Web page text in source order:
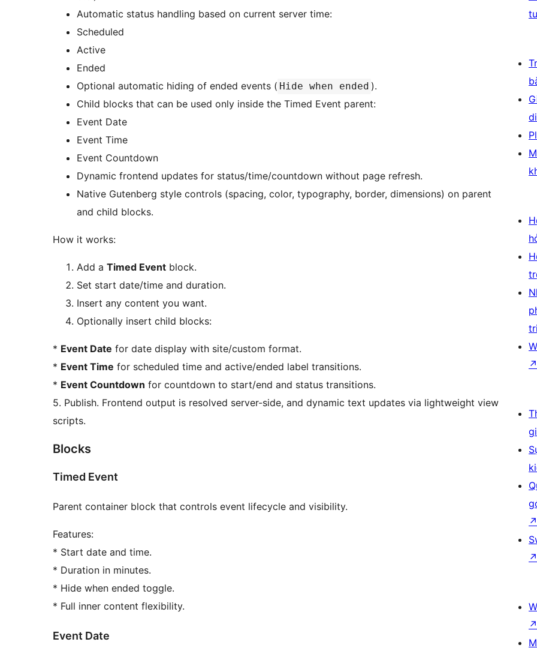
Automatic status handling based on current server time:
Scheduled
Active
Ended
Optional automatic hiding of ended events ( Hide when ended ).
Child blocks that can be used only inside the Timed Event parent:
Event Date
Event Time
Event Countdown
Dynamic frontend updates for status/time/countdown without page refresh.
Native Gutenberg style controls (spacing, color, typography, border, dimensions) on parent
and child blocks.
How it works:
Add a Timed Event block.
Set start date/time and duration.
Insert any content you want.
Optionally insert child blocks:
* Event Date for date display with site/custom format.
* Event Time for scheduled time and active/ended label transitions.
* Event Countdown for countdown to start/end and status transitions.
5. Publish. Frontend output is resolved server-side, and dynamic text updates via lightweight view
scripts.
Blocks
Timed Event
Parent container block that controls event lifecycle and visibility.
Features:
* Start date and time.
* Duration in minutes.
* Hide when ended toggle.
* Full inner content flexibility.
Event Date
↗
↗
↗
↗